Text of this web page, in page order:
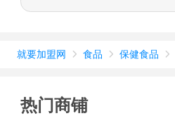
就要加盟网  食品  保健食品 
热门商铺